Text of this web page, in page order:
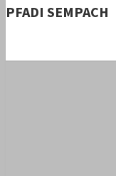
PFADI SEMPACH